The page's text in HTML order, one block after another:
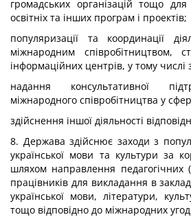
громадських організацій тощо
освітніх та інших програм і проектів;
популяризації та координації
міжнародним співробітництвом,
інформаційних центрів, у тому числі
надання консультативної
міжнародного співробітництва у
здійснення іншої діяльності
8. Держава здійснює заходи з
української мови та культури за
шляхом направлення педагогічних
працівників для викладання в
української мови, літератури,
тощо відповідно до міжнародних